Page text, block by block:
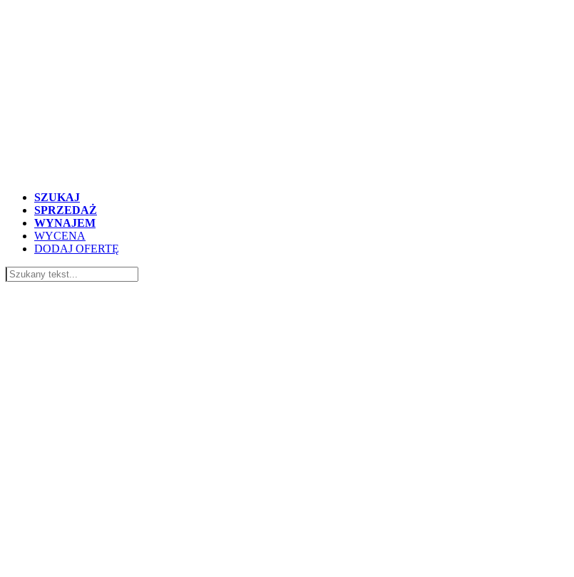
SZUKAJ
SPRZEDAŻ
WYNAJEM
WYCENA
DODAJ OFERTĘ